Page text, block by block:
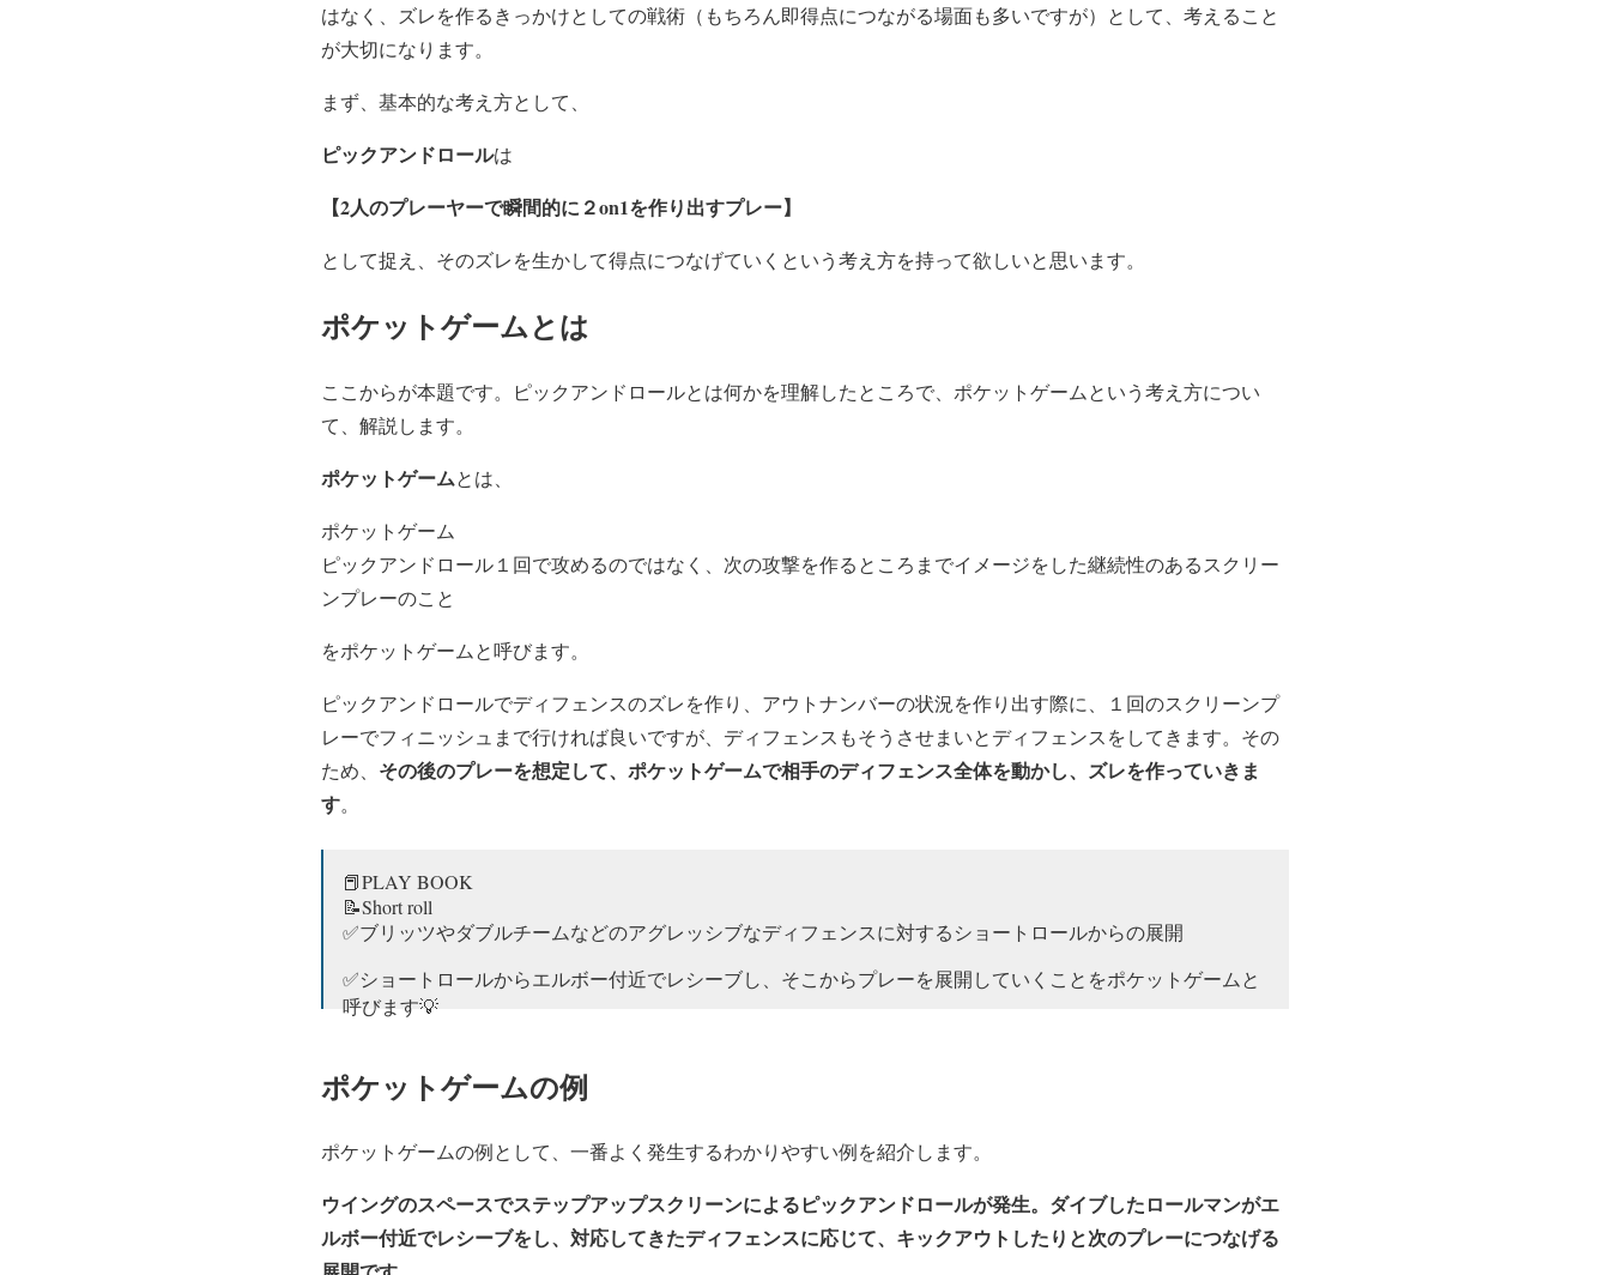
はなく、ズレを作るきっかけとしての戦術（もちろん即得点につながる場面も多いですが）として、考えること
が大切になります。
まず、基本的な考え方として、
ピックアンドロールは
【2人のプレーヤーで瞬間的に２on1を作り出すプレー】
として捉え、そのズレを生かして得点につなげていくという考え方を持って欲しいと思います。
ポケットゲームとは
ここからが本題です。ピックアンドロールとは何かを理解したところで、ポケットゲームという考え方につい
て、解説します。
ポケットゲームとは、
ポケットゲーム
ピックアンドロール１回で攻めるのではなく、次の攻撃を作るところまでイメージをした継続性のあるスクリー
ンプレーのこと
をポケットゲームと呼びます。
ピックアンドロールでディフェンスのズレを作り、アウトナンバーの状況を作り出す際に、１回のスクリーンプ
レーでフィニッシュまで行ければ良いですが、ディフェンスもそうさせまいとディフェンスをしてきます。その
ため、 その後のプレーを想定して、ポケットゲームで相手のディフェンス全体を動かし、ズレを作っていきま
す。
📕PLAY BOOK
📝Short roll
✅ブリッツやダブルチームなどのアグレッシブなディフェンスに対するショートロールからの展開
✅ショートロールからエルボー付近でレシーブし、そこからプレーを展開していくことをポケットゲームと
呼びます💡
— Coach K 高校野球指導者 (@coachk_89)
ポケットゲームの例
ポケットゲームの例として、一番よく発生するわかりやすい例を紹介します。
ウイングのスペースでステップアップスクリーンによるピックアンドロールが発生。ダイブしたロールマンがエ
ルボー付近でレシーブをし、対応してきたディフェンスに応じて、キックアウトしたりと次のプレーにつなげる